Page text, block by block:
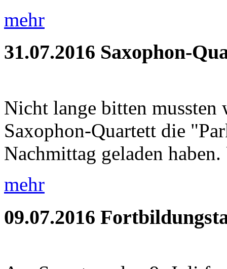
mehr
31.07.2016 Saxophon-
Nicht lange bitten mussten
Saxophon-Quartett die
Nachmittag geladen
mehr
09.07.2016